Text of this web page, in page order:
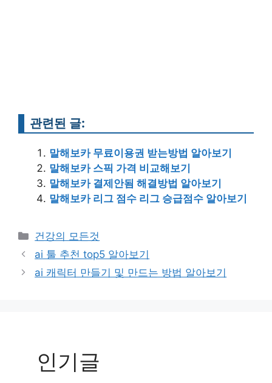
관련된 글:
말해보카 무료이용권 받는방법 알아보기
말해보카 스픽 가격 비교해보기
말해보카 결제안됨 해결방법 알아보기
말해보카 리그 점수 리그 승급점수 알아보기
Categories
건강의 모든것
Post
navigation
ai 툴 추천 top5 알아보기
ai 캐릭터 만들기 및 만드는 방법 알아보기
인기글